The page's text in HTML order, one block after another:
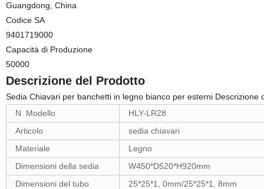
Guangdong, China
Codice SA
9401719000
Capacità di Produzione
50000
Descrizione del Prodotto
Sedia Chiavari per banchetti in legno bianco per esterni Descrizione
N. Modello
HLY-LR28
Articolo
sedia chiavari
Materiale
Legno
Dimensioni della sedia
W450*D520*H920mm
Dimensioni del tubo
25*25*1, 0mm/25*25*1, 8mm